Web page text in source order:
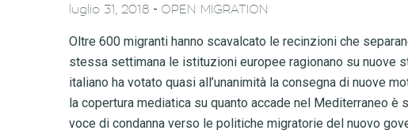
luglio 31, 2018 - OPEN MIGRATION
Oltre 600 migranti hanno scavalcato le recinzioni che
stessa settimana le istituzioni europee ragionano su nuove
italiano ha votato quasi all’unanimità la consegna di nuove
la copertura mediatica su quanto accade nel Mediterraneo
voce di condanna verso le politiche migratorie del nuovo